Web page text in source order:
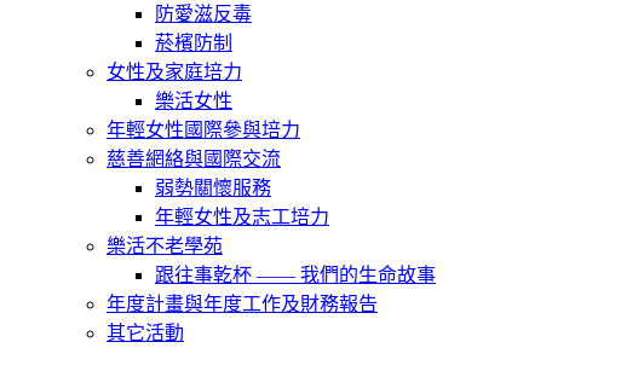
防愛滋反毒
菸檳防制
女性及家庭培力
樂活女性
年輕女性國際參與培力
慈善網絡與國際交流
弱勢關懷服務
年輕女性及志工培力
樂活不老學苑
跟往事乾杯 —— 我們的生命故事
年度計畫與年度工作及財務報告
其它活動